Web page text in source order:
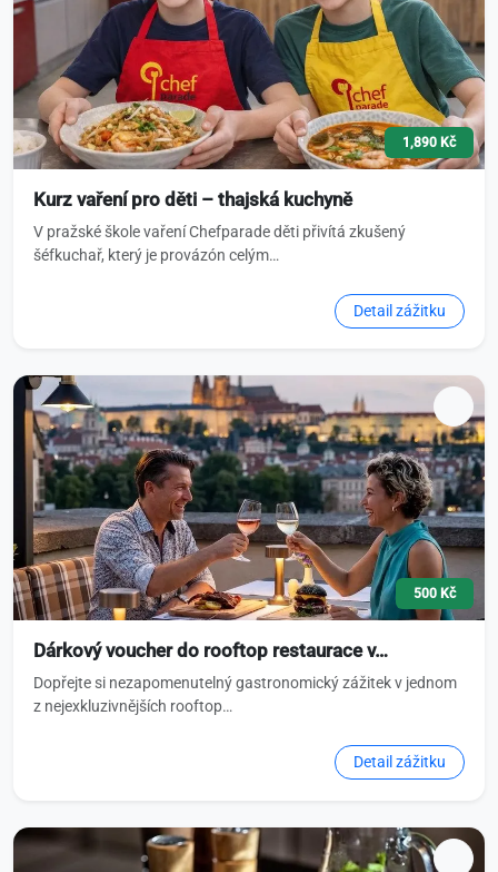
1,890 Kč
Kurz vaření pro děti – thajská kuchyně
V pražské škole vaření Chefparade děti přivítá zkušený
šéfkuchař, který je provázón celým…
Detail zážitku
500 Kč
Dárkový voucher do rooftop restaurace v…
Dopřejte si nezapomenutelný gastronomický zážitek v jednom
z nejexkluzivnějších rooftop…
Detail zážitku